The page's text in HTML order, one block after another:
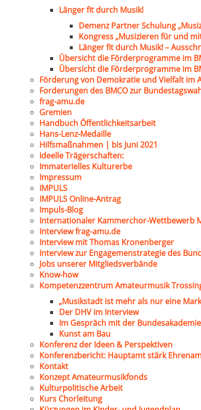
Länger fit durch Musik!
Demenz Partner Schulung
Kongress „Musizieren für und
Länger fit durch Musik! –
Übersicht die Förderprogramme im
Übersicht die Förderprogramme im
Förderung von Demokratie und Vielfalt im
Forderungen des BMCO zur
frag-amu.de
Gremien
Handbuch Öffentlichkeitsarbeit
Hans-Lenz-Medaille
Hilfsmaßnahmen | bis Juni 2021
Ideelle Trägerschaften:
Immaterielles Kulturerbe
Impressum
IMPULS
IMPULS Online-Antrag
Impuls-Blog
Internationaler Kammerchor-Wettbewerb
Interview frag-amu.de
Interview mit Thomas Kronenberger
Interview zur Engagemenstrategie des
Jobs unserer Mitgliedsverbände
Know-how
Kompetenzzentrum Amateurmusik
„Musikstadt ist mehr als nur eine
Der DHV im Interview
Im Gespräch mit der Bundesakademie
Kunst am Bau
Konferenz der Ideen & Perspektiven
Konferenzbericht: Hauptamt stärk
Kontakt
Konzept Amateurmusikfonds
Kulturpolitische Arbeit
Kurs Chorleitung